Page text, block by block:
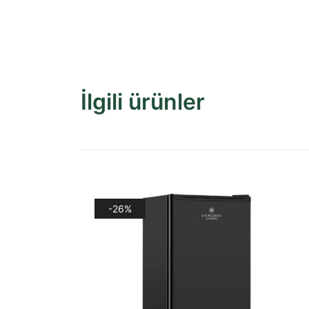
İlgili ürünler
-26%